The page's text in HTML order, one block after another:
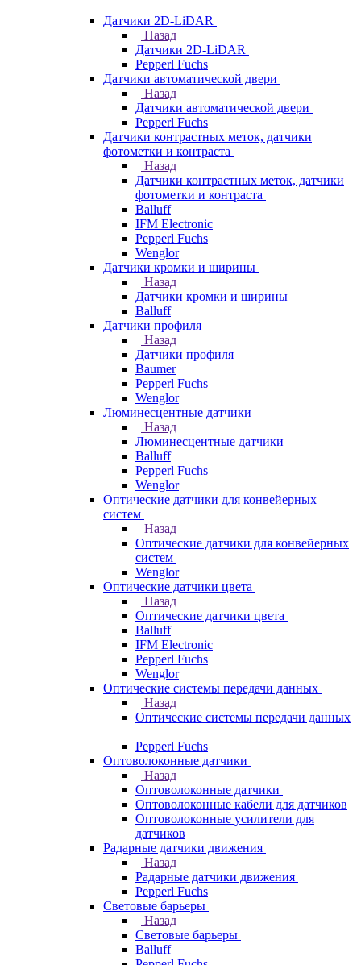
Датчики 2D-LiDAR
Назад
Датчики 2D-LiDAR
Pepperl Fuchs
Датчики автоматической двери
Назад
Датчики автоматической двери
Pepperl Fuchs
Датчики контрастных меток, датчики
фотометки и контраста
Назад
Датчики контрастных меток, датчики
фотометки и контраста
Balluff
IFM Electronic
Pepperl Fuchs
Wenglor
Датчики кромки и ширины
Назад
Датчики кромки и ширины
Balluff
Датчики профиля
Назад
Датчики профиля
Baumer
Pepperl Fuchs
Wenglor
Люминесцентные датчики
Назад
Люминесцентные датчики
Balluff
Pepperl Fuchs
Wenglor
Оптические датчики для конвейерных
систем
Назад
Оптические датчики для конвейерных
систем
Wenglor
Оптические датчики цвета
Назад
Оптические датчики цвета
Balluff
IFM Electronic
Pepperl Fuchs
Wenglor
Оптические системы передачи данных
Назад
Оптические системы передачи данных
Pepperl Fuchs
Оптоволоконные датчики
Назад
Оптоволоконные датчики
Оптоволоконные кабели для датчиков
Оптоволоконные усилители для
датчиков
Радарные датчики движения
Назад
Радарные датчики движения
Pepperl Fuchs
Световые барьеры
Назад
Световые барьеры
Balluff